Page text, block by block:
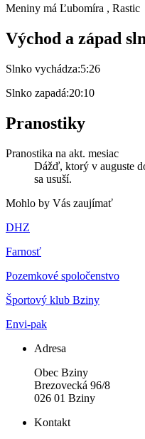
Meniny má Ľubomíra , Rastic
Východ a západ
Slnko vychádza:5:26
Slnko zapadá:20:10
Pranostiky
Pranostika na akt. mesiac
Dážď, ktorý v auguste
sa usuší.
Mohlo by Vás zaujímať
DHZ
Farnosť
Pozemkové spoločenstvo
Športový klub Bziny
Envi-pak
Adresa
Obec Bziny
Brezovecká 96/8
026 01 Bziny
Kontakt